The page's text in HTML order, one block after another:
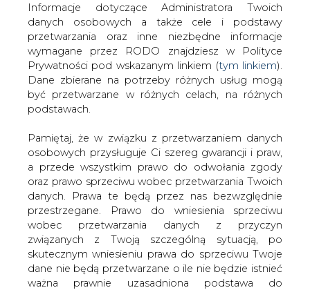
Informacje dotyczące Administratora Twoich
danych osobowych a także cele i podstawy
przetwarzania oraz inne niezbędne informacje
wymagane przez RODO znajdziesz w Polityce
Prywatności pod wskazanym linkiem (tym linkiem).
Dane zbierane na potrzeby różnych usług mogą
być przetwarzane w różnych celach, na różnych
podstawach.
Pamiętaj, że w związku z przetwarzaniem danych
osobowych przysługuje Ci szereg gwarancji i praw,
a przede wszystkim prawo do odwołania zgody
oraz prawo sprzeciwu wobec przetwarzania Twoich
danych. Prawa te będą przez nas bezwzględnie
przestrzegane. Prawo do wniesienia sprzeciwu
wobec przetwarzania danych z przyczyn
związanych z Twoją szczególną sytuacją, po
skutecznym wniesieniu prawa do sprzeciwu Twoje
dane nie będą przetwarzane o ile nie będzie istnieć
ważna prawnie uzasadniona podstawa do
skomentuj
udostępnij:
Niewierowicz: Litwa sama nie
będzie budowała elektrowni
atomowej
Litwa samodzielnie nie będzie
budowała siłowni atomowej -
powiedział w czwartek w litewskim
Sejmie minister energetyki Jarosław
Niewierowicz.